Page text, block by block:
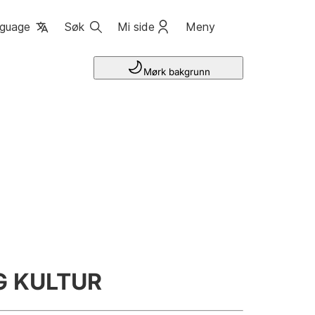
Søk Mi side Meny
Mørk bakgrunn
KULTUR